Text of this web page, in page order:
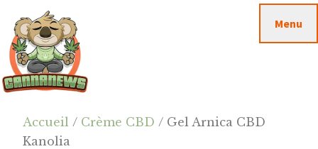
contenu
principal
barre
latérale
principale
footer
Cannanews.fr
Menu
Accueil / Crème CBD / Gel Arnica CBD
Kanolia